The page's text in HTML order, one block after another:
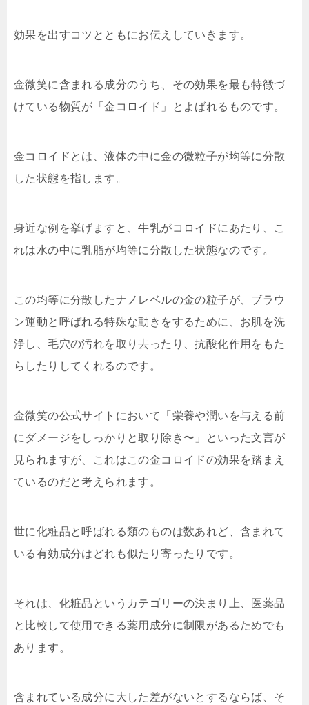
効果を出すコツとともにお伝えしていきます。
金微笑に含まれる成分のうち、その効果を最も特徴づ
けている物質が「金コロイド」とよばれるものです。
金コロイドとは、液体の中に金の微粒子が均等に分散
した状態を指します。
身近な例を挙げますと、牛乳がコロイドにあたり、こ
れは水の中に乳脂が均等に分散した状態なのです。
この均等に分散したナノレベルの金の粒子が、ブラウ
ン運動と呼ばれる特殊な動きをするために、お肌を洗
浄し、毛穴の汚れを取り去ったり、抗酸化作用をもた
らしたりしてくれるのです。
金微笑の公式サイトにおいて「栄養や潤いを与える前
にダメージをしっかりと取り除き〜」といった文言が
見られますが、これはこの金コロイドの効果を踏まえ
ているのだと考えられます。
世に化粧品と呼ばれる類のものは数あれど、含まれて
いる有効成分はどれも似たり寄ったりです。
それは、化粧品というカテゴリーの決まり上、医薬品
と比較して使用できる薬用成分に制限があるためでも
あります。
含まれている成分に大した差がないとするならば、そ